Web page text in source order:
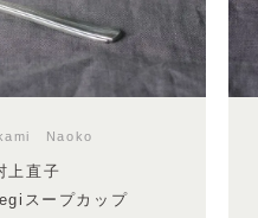
Naoko
上直子
スープカップ